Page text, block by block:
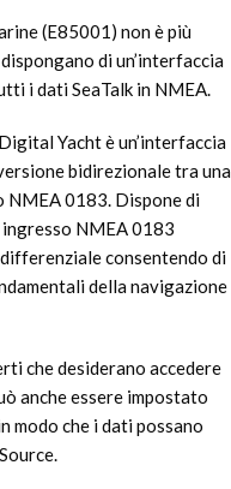
(E85001) non è più
di un’interfaccia
i dati SeaTalk in NMEA.
Yacht è un’interfaccia
bidirezionale tra una
NMEA 0183. Dispone di
ingresso NMEA 0183
consentendo di
della navigazione
che desiderano accedere
anche essere impostato
modo che i dati possano